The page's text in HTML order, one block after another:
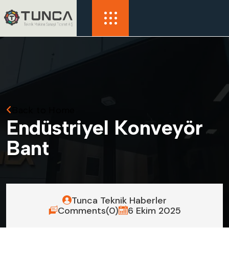
Endüstriyel Konveyör
Bant
Tunca Teknik Haberler
Comments(0)
6 Ekim 2025